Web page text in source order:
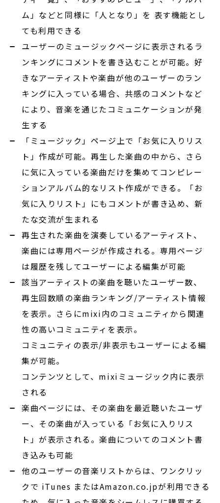
ム」などと同様に「人となり」を 表す機能とし
ても利用できる
ユーザーのミュージックページに表示されるラ
ンキングにコメントを書き込むことが可能。好
きなアーティストや楽曲が他のユーザーのラン
キングに入っている場合、共感のコメントなど
により、音楽を通じたコミュニケーションが発
生する
「ミュージック」ページ上で「お気に入りリス
ト」作成が可能。再生した楽曲の中から、さら
に気に入っている楽曲だけを集めてコンピレー
ションアルバム的なリスト作成ができる。「お
気に入りリスト」にもコメントが書き込め、新
たな交流が生まれる
再生された楽曲を演奏しているアーティスト、
楽曲には専用ページが作成される。専用ページ
は履歴を残してユーザーによる編集が可能
該当アーティストの楽曲を聴いたユーザー数、
再生回数順の楽曲ランキング/アーティスト情報
を表示。さらにmixi内のコミュニティから関連
性の高いコミュニティを表示。
コミュニティの表示/非表示もユーザーによる編
集が可能。
コンテンツとして、mixiミュージック内に表示
される
楽曲ページには、その楽曲を最近聴いたユーザ
ー、その楽曲が入っている「お気に入りリス
ト」が表示される。楽曲についてのコメント書
き込みも可能
他のユーザーの音楽リストからは、ワンクリッ
クで iTunes またはAmazon.co.jpが利用できる